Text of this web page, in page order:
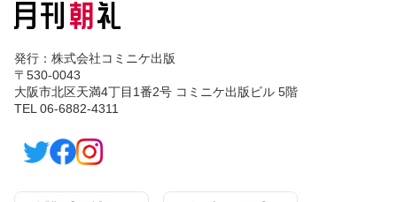
発行：株式会社コミニケ出版
〒530-0043
大阪市北区天満4丁目1番2号 コミニケ出版ビル 5階
TEL 06-6882-4311